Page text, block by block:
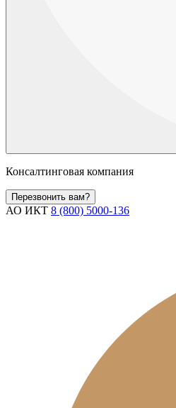
Консалтинговая компания
Перезвонить вам?
АО ИКТ 8 (800) 5000-136